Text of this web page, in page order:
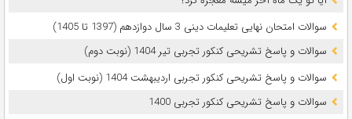
سوالات امتحان نهایی تعلیمات دینی 3 سال دوازدهم (1397 تا 1405)
سوالات و پاسخ تشریحی کنکور تجربی تیر 1404 (نوبت دوم)
سوالات و پاسخ تشریحی کنکور تجربی اردیبهشت 1404 (نوبت اول)
سوالات و پاسخ تشریحی کنکور تجربی 1400